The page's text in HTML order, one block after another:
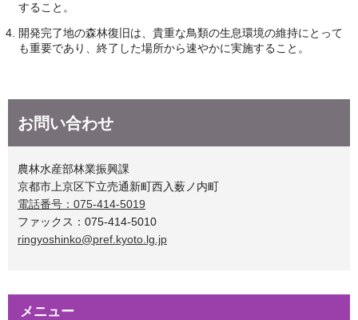
すること。
開発完了地の森林復旧は、貴重な鳥類の生息環境の維持にとって
も重要であり、終了した場所から速やかに実施すること。
お問い合わせ
農林水産部林業振興課
京都市上京区下立売通新町西入薮ノ内町
電話番号：075-414-5019
ファックス：075-414-5010
ringyoshinko@pref.kyoto.lg.jp
メニュー